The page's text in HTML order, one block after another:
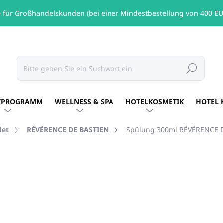
für Großhandelskunden (bei einer Mindestbestellung von 400
Suchen
WELLNESS & SPA HOTELKOSMETIK HOTEL
RÉVÉRENCE DE BASTIEN Spülung 300ml RÉVÉRENCE